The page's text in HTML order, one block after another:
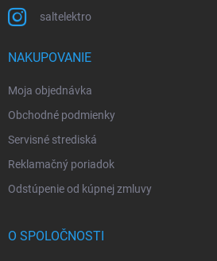
saltelektro
NAKUPOVANIE
Moja objednávka
Obchodné podmienky
Servisné strediská
Reklamačný poriadok
Odstúpenie od kúpnej zmluvy
O SPOLOČNOSTI